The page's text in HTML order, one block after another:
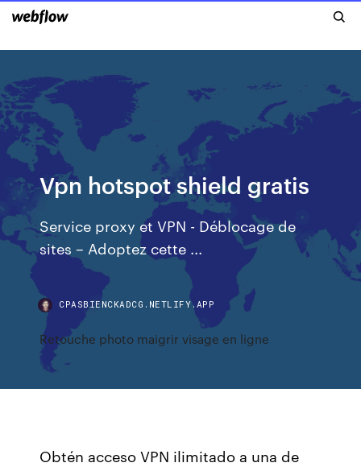
Vpn hotspot shield gratis
Service proxy et VPN - Déblocage de
sites – Adoptez cette ...
CPASBIENCKADCG.NETLIFY.APP
Retouche photo maigrir visage en ligne
Obtén acceso VPN ilimitado a una de